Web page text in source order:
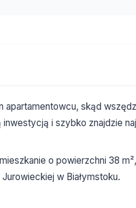
apartamentowcu, skąd
i szybko znajdzie
o powierzchni 38
w Białymstoku.